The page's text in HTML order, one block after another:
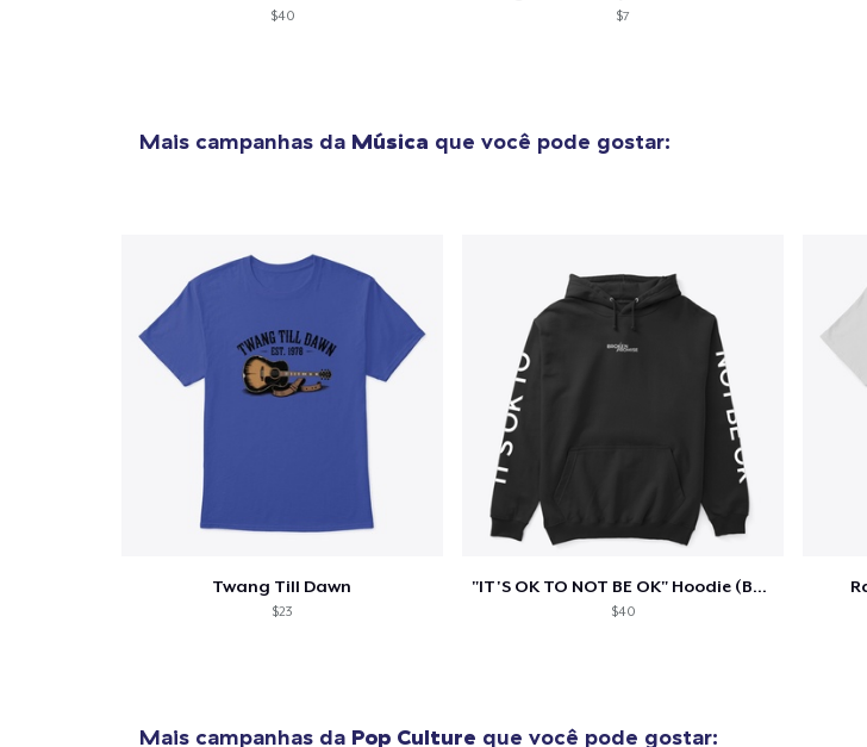
$40 $7
Mais campanhas da Música que você pode gostar:
Twang Till Dawn
$23
"IT'S OK TO NOT BE OK" Hoodie (BP LOGO)
$40
Mais campanhas da Pop Culture que você pode gostar: